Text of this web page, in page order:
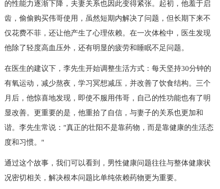
的性能力逐渐下降，夫妻关系也因此变得紧张。起初，他羞于启
齿，偷偷购买伟哥使用，虽然短期内解决了问题，但长期下来不
仅花费不菲，还让他产生了心理依赖。在一次体检中，医生发现
他除了轻度高血压外，还有明显的疲劳和睡眠不足问题。
在医生的建议下，李先生开始调整生活方式：每天坚持30分钟的
有氧运动，减少熬夜，学习冥想减压，并改善了饮食结构。三个
月后，他惊喜地发现，即使不服用伟哥，自己的性功能也有了明
显改善。更重要的是，他重拾了自信，与妻子的关系也更加和
谐。李先生常说："真正的壮阳不是靠药物，而是靠健康的生活态
度和习惯。"
通过这个故事，我们可以看到，男性健康问题往往与整体健康状
况密切相关，解决根本问题比单纯依赖药物更为重要。